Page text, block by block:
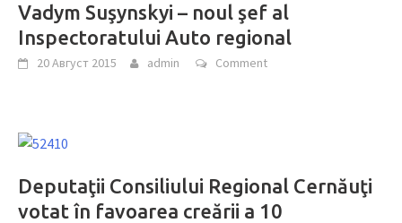
Vadym Suşynskyi – noul şef al
Inspectoratului Auto regional
20 Август 2015 admin Comment
Deputaţii Consiliului Regional Cernăuţi
votat în favoarea creării a 10